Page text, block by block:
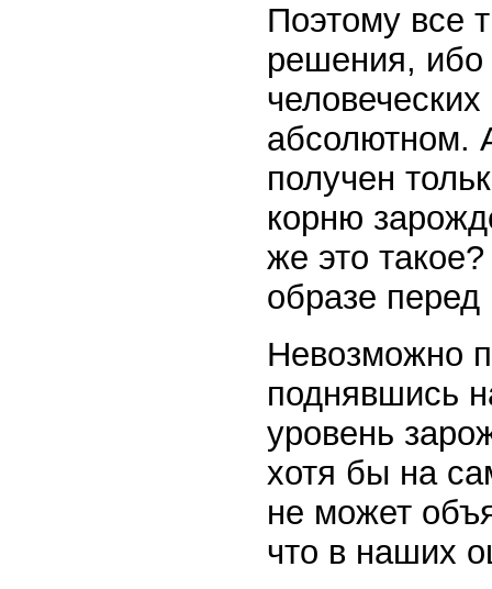
Поэтому все
решения,
абсолютном.
получен
корню
же это
образе
Невозможно
поднявшись
уровень
хотя бы на
не может
что в наших